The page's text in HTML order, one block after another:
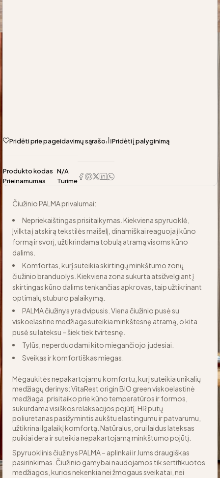
Pridėti prie pageidavimų sąrašo Pridėti į palyginimą
Produkto kodas N/A
Prieinamumas
Turime
Čiužinio PALMA privalumai:
Nepriekaištingas prisitaikymas. Kiekviena spyruoklė,
įvilkta į atskirą tekstilės maišelį, dinamiškai reaguoja į kūno
formą ir svorį, užtikrindama tobulą atramą visoms kūno
dalims.
Komfortas, kurį suteikia skirtingų minkštumo zonų
čiužinio branduolys. Kiekviena zona sukurta atsižvelgiant į
skirtingas kūno dalims tenkančias apkrovas, taip užtikrinant
optimalų stuburo palaikymą.
PALMA čiužinys yra dvipusis. Viena čiužinio pusė su
viskoelastine medžiaga suteikia minkštesnę atramą, o kita
pusė su lateksu – šiek tiek tvirtesnę.
Tylūs, neperduodami kito miegančiojo judesiai.
Sveikas ir komfortiškas miegas.
Mėgaukitės nepakartojamu komfortu, kurį suteikia unikalių
medžiagų derinys: VitaRest origin BIO green viskoelastinė
medžiaga, prisitaiko prie kūno temperatūros ir formos,
sukurdama visiškos relaksacijos pojūtį. HR putų
poliuretanas pasižymintis aukštu elastingumu ir patvarumu,
užtikrina ilgalaikį komfortą. Natūralus, orui laidus lateksas
puikiai dera ir suteikia nepakartojamą minkštumo pojūtį.
Spyruoklinis čiužinys PALMA – aplinkai ir Jums draugiškas
pasirinkimas. Čiužinio gamybai naudojamos tik sertifikuotos
medžiagos, kurios nekenkia nei žmogaus sveikatai, nei